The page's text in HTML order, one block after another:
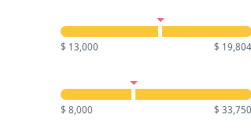
$ 13,000 $ 19,804
$ 8,000 $ 33,750